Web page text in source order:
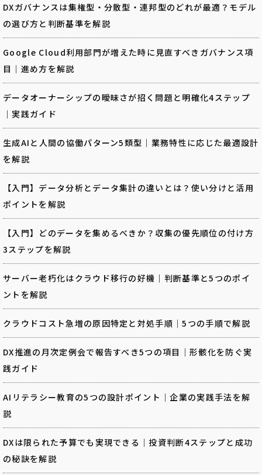
DXガバナンスは集権型・分散型・連邦型のどれが最適？モデル
の選び方と判断基準を解説
Google Cloud利用部門が増えた時に見直すべきガバナンス項
目｜進め方を解説
データオーナーシップの曖昧さが招く問題と明確化4ステップ
｜実践ガイド
生成AIと人間の協働パターン5類型｜業務特性に応じた最適設計
を解説
【入門】データ分析とデータ集計の違いとは？使い分けと活用
ポイントを解説
【入門】どのデータを集めるべきか？収集の優先順位の付け方
3ステップを解説
サーバー老朽化はクラウド移行の好機｜判断基準と5つのポイ
ントを解説
クラウドコスト急増の原因特定と対処手順｜5つの手順で解説
DX推進の月次定例会で報告すべき5つの項目｜形骸化を防ぐ実
践ガイド
AIリテラシー教育の5つの設計ポイント｜企業の実践手法を解
説
DXは限られた予算でも実現できる｜投資判断4ステップと成功
の秘訣を解説